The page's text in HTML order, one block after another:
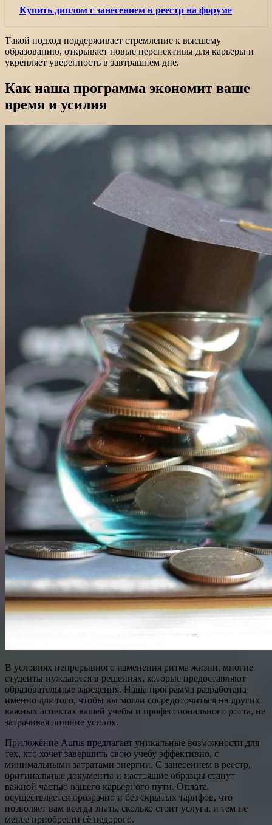
Купить диплом с занесением в реестр на форуме
Такой подход поддерживает стремление к высшему
образованию, открывает новые перспективы для карьеры и
укрепляет уверенность в завтрашнем дне.
Как наша программа экономит ваше
время и усилия
В условиях непрерывного изменения ритма жизни, многие
студенты нуждаются в решениях, которые предоставляют
образовательные заведения. Наша программа разработана
именно для того, чтобы вы могли сосредоточиться на других
важных аспектах вашей учебы и профессионального роста, не
затрачивая лишние усилия.
Приложение Aurus предлагает уникальные возможности для
тех, кто хочет завершить свою учебу эффективно, с
минимальными затратами энергии. С занесением в реестр,
оригинальныe документы и настоящие образцы станут
важной частью вашего карьерного пути. Оплата
осуществляется прозрачно и без скрытых тарифов, что
позволяет вам всегда знать, сколько стоит услуга, и тем не
менее приобрести её недорого.